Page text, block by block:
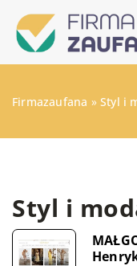
Firmazaufana »Styl i
Styl i